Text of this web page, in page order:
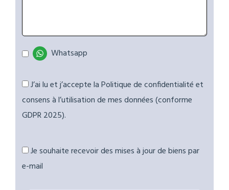
Whatsapp
J’ai lu et j’accepte la Politique de confidentialité et
consens à l’utilisation de mes données (conforme
GDPR 2025).
Je souhaite recevoir des mises à jour de biens par
e-mail